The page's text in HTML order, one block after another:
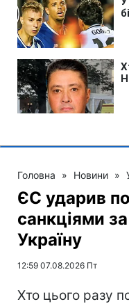
Головна » Новини »
ЄС ударив
санкціями
Україну
12:59 07.08.2026 Пт
Хто цього разу